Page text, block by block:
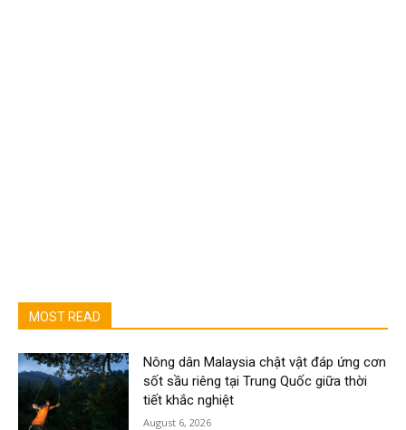
MOST READ
Nông dân Malaysia chật vật đáp ứng cơn
sốt sầu riêng tại Trung Quốc giữa thời
tiết khắc nghiệt
August 6, 2026